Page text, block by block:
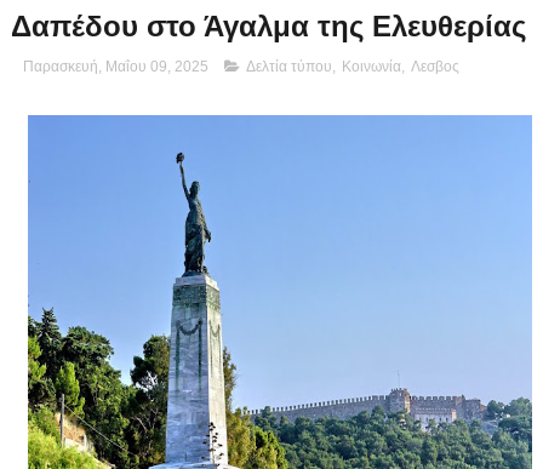
Δαπέδου στο Άγαλμα της Ελευθερίας
Παρασκευή, Μαΐου 09, 2025 Δελτία τύπου Κοινωνία, Λεσβος